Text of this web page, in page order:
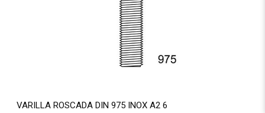
VARILLA ROSCADA DIN 975 INOX A2 6